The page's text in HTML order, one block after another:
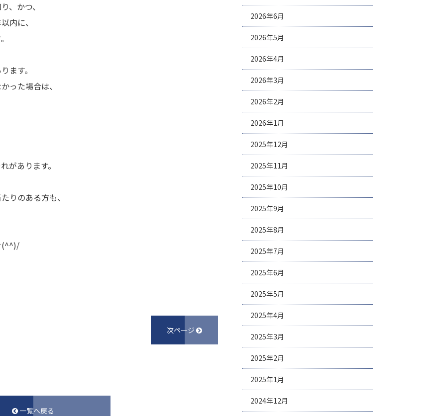
、かつ、
内に、
ます。
った場合は、
があります。
りのある方も、
(^^)/
次ページ
一覧へ戻る
2026年6月
2026年5月
2026年4月
2026年3月
2026年2月
2026年1月
2025年12月
2025年11月
2025年10月
2025年9月
2025年8月
2025年7月
2025年6月
2025年5月
2025年4月
2025年3月
2025年2月
2025年1月
2024年12月